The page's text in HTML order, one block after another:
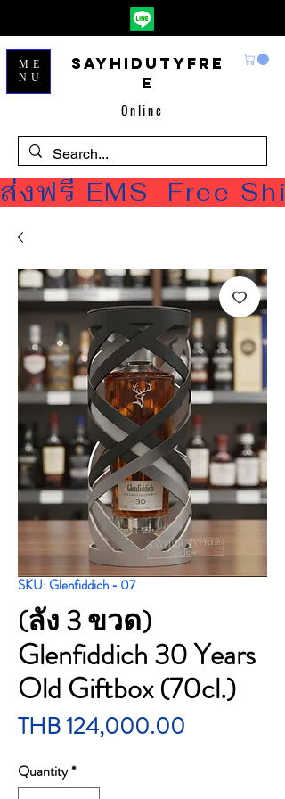
Sayhidutyfre
e
Online
ME
NU
ส่งฟรี EMS  Free
SKU: Glenfiddich - 07
(ลัง 3 ขวด)
Glenfiddich 30 Years
Old Giftbox (70cl.)
THB 124,000.00
Quantity*